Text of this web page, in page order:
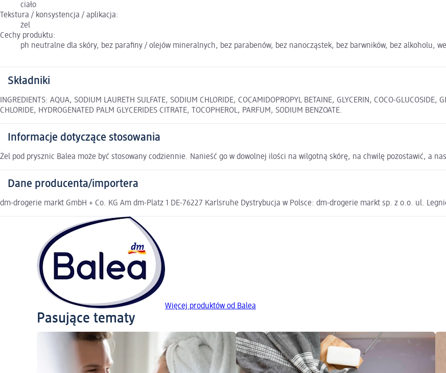
ciało
Tekstura / konsystencja / aplikacja:
żel
Cechy produktu:
ph neutralne dla skóry, bez parafiny / olejów mineralnych, bez parabenów, bez nanocząstek, bez barwników, bez alkoholu,
Składniki
INGREDIENTS: AQUA, SODIUM LAURETH SULFATE, SODIUM CHLORIDE, COCAMIDOPROPYL BETAINE, GLYCERIN, COCO-GLUCOSIDE,
CHLORIDE, HYDROGENATED PALM GLYCERIDES CITRATE, TOCOPHEROL, PARFUM, SODIUM BENZOATE.
Informacje dotyczące stosowania
Żel pod prysznic Balea może być stosowany codziennie. Nanieść go w dowolnej ilości na wilgotną skórę, na chwilę pozostawić, a
Dane producenta/importera
dm-drogerie markt GmbH + Co. KG Am dm-Platz 1 DE-76227 Karlsruhe Dystrybucja w Polsce: dm-drogerie markt sp. z o.o. ul.
Więcej produktów od Balea
Pasujące tematy